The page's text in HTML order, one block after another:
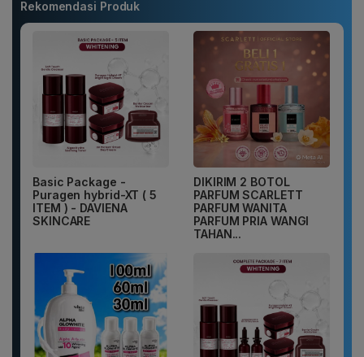
Rekomendasi Produk
Basic Package -
Puragen hybrid-XT ( 5
ITEM ) - DAVIENA
SKINCARE
DIKIRIM 2 BOTOL
PARFUM SCARLETT
PARFUM WANITA
PARFUM PRIA WANGI
TAHAN...